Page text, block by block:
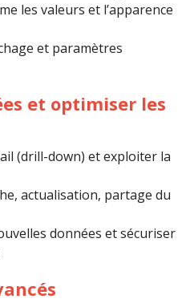
les valeurs et l’apparence
et paramètres
et optimiser les
(drill-down) et exploiter la
actualisation, partage du
données et sécuriser